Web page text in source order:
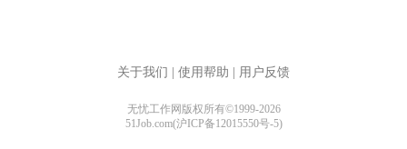
关于我们 使用帮助 用户反馈
无忧工作网版权所有©1999-2026
51Job.com(沪ICP备12015550号-5)